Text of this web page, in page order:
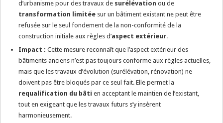
d’urbanisme pour des travaux de surélévation ou de
transformation limitée sur un bâtiment existant ne peut être
refusée sur le seul fondement de la non-conformité de la
construction initiale aux règles d’aspect extérieur.
Impact : Cette mesure reconnaît que l’aspect extérieur des
bâtiments anciens n’est pas toujours conforme aux règles actuelles,
mais que les travaux d’évolution (surélévation, rénovation) ne
doivent pas être bloqués par ce seul fait. Elle permet la
requalification du bâti en acceptant le maintien de l’existant,
tout en exigeant que les travaux futurs s’y insèrent
harmonieusement.